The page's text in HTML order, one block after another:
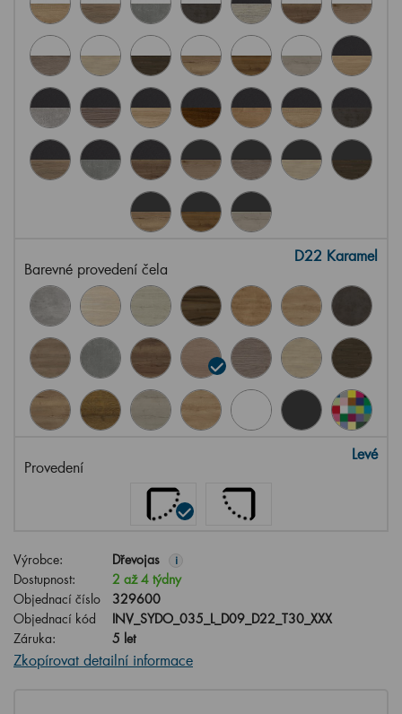
Barevné provedení čela
D22 Karamel
Provedení
Levé
Výrobce: Dřevojas i
Dostupnost:
2 až 4 týdny
Objednací číslo
329600
Objednací kód
INV_SYDO_035_L_D09_D22_T30_XXX
Záruka:
5 let
Zkopírovat detailní informace